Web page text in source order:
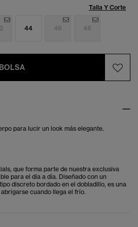
Talla Y Corte
44 46 48
para lucir un look más elegante .
que forma parte de nuestra exclusiva
para el día a día. Diseñado con un
discreto bordado en el dobladillo, es una
cuando llega el frío.